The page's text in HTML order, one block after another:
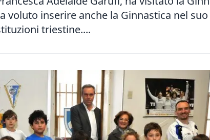
voluto inserire anche la Ginnastica nel
triestine....